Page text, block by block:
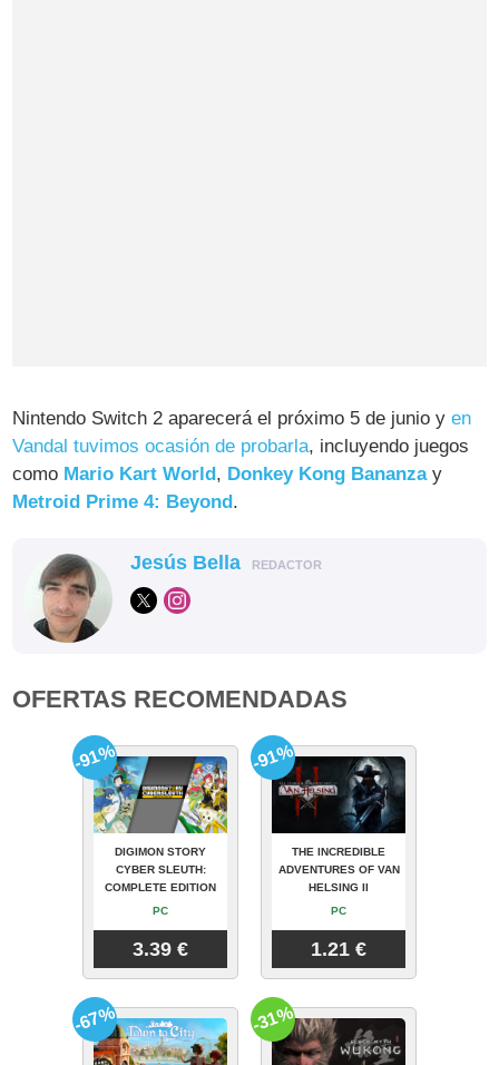
Nintendo Switch 2 aparecerá el próximo 5 de junio yen
Vandal tuvimos ocasión de probarla, incluyendo juegos
como Mario Kart World, Donkey Kong Bananzay
Metroid Prime 4: Beyond.
Jesús Bella REDACTOR
OFERTAS RECOMENDADAS
DIGIMON STORY
CYBER SLEUTH:
COMPLETE EDITION
PC
3.39 €
-91%
THE INCREDIBLE
ADVENTURES OF VAN
HELSING II
PC
1.21 €
-91%
-67% -31%